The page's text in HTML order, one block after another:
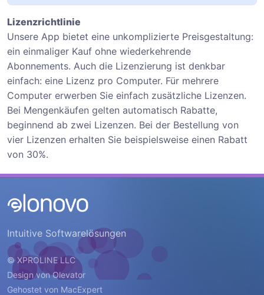
Lizenzrichtlinie
Unsere App bietet eine unkomplizierte Preisgestaltung:
ein einmaliger Kauf ohne wiederkehrende
Abonnements. Auch die Lizenzierung ist denkbar
einfach: eine Lizenz pro Computer. Für mehrere
Computer erwerben Sie einfach zusätzliche Lizenzen.
Bei Mengenkäufen gelten automatisch Rabatte,
beginnend ab zwei Lizenzen. Bei der Bestellung von
vier Lizenzen erhalten Sie beispielsweise einen Rabatt
von 30%.
Intuitive Softwarelösungen
© XPROLINE LLC
Design vonOlevator
Gehostet von MacExpert